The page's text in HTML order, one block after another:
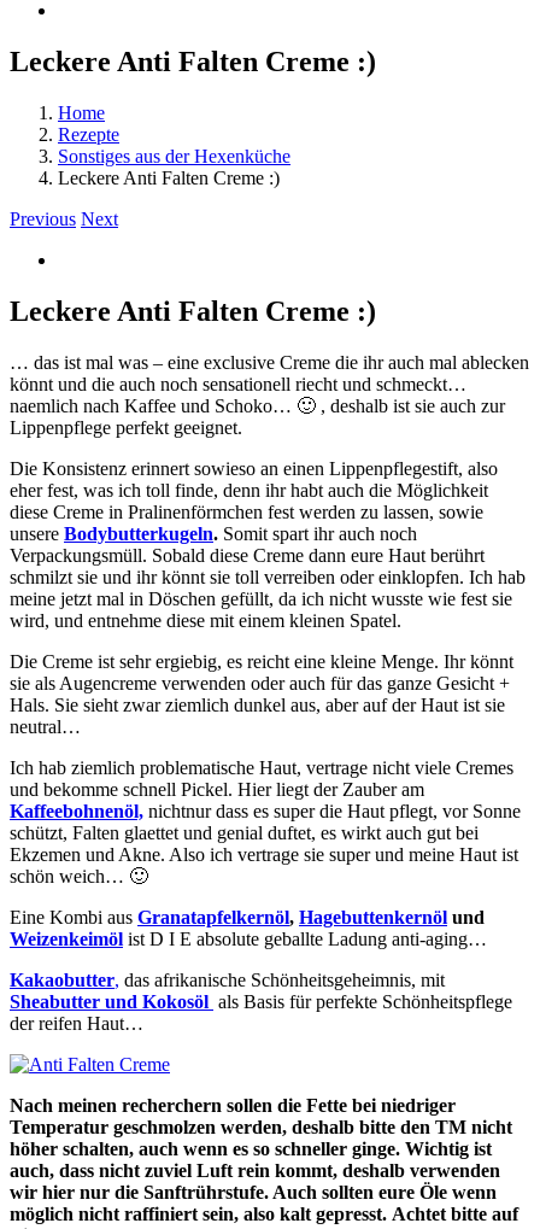
Leckere Anti Falten Creme :)
Home
Rezepte
Sonstiges aus der Hexenküche
Leckere Anti Falten Creme :)
Previous Next
Image
Leckere Anti Falten Creme :)
… das ist mal was – eine exclusive Creme die ihr auch mal ablecken
könnt und die auch noch sensationell riecht und schmeckt…
naemlich nach Kaffee und Schoko… 🙂 , deshalb ist sie auch zur
Lippenpflege perfekt geeignet.
Die Konsistenz erinnert sowieso an einen Lippenpflegestift, also
eher fest, was ich toll finde, denn ihr habt auch die Möglichkeit
diese Creme in Pralinenförmchen fest werden zu lassen, sowie
unsere Bodybutterkugeln. Somit spart ihr auch noch
Verpackungsmüll. Sobald diese Creme dann eure Haut berührt
schmilzt sie und ihr könnt sie toll verreiben oder einklopfen. Ich hab
meine jetzt mal in Döschen gefüllt, da ich nicht wusste wie fest sie
wird, und entnehme diese mit einem kleinen Spatel.
Die Creme ist sehr ergiebig, es reicht eine kleine Menge. Ihr könnt
sie als Augencreme verwenden oder auch für das ganze Gesicht +
Hals. Sie sieht zwar ziemlich dunkel aus, aber auf der Haut ist sie
neutral…
Ich hab ziemlich problematische Haut, vertrage nicht viele Cremes
und bekomme schnell Pickel. Hier liegt der Zauber am
Kaffeebohnenöl, nichtnur dass es super die Haut pflegt, vor Sonne
schützt, Falten glaettet und genial duftet, es wirkt auch gut bei
Ekzemen und Akne. Also ich vertrage sie super und meine Haut ist
schön weich… 🙂
Eine Kombi aus Granatapfelkernöl, Hagebuttenkernöl und
Weizenkeimöl ist D I E absolute geballte Ladung anti-aging…
Kakaobutter, das afrikanische Schönheitsgeheimnis, mit
Sheabutter und Kokosöl als Basis für perfekte Schönheitspflege
der reifen Haut…
Nach meinen recherchern sollen die Fette bei niedriger
Temperatur geschmolzen werden, deshalb bitte den TM nicht
höher schalten, auch wenn es so schneller ginge. Wichtig ist
auch, dass nicht zuviel Luft rein kommt, deshalb verwenden
wir hier nur die Sanftrührstufe. Auch sollten eure Öle wenn
möglich nicht raffiniert sein, also kalt gepresst. Achtet bitte auf